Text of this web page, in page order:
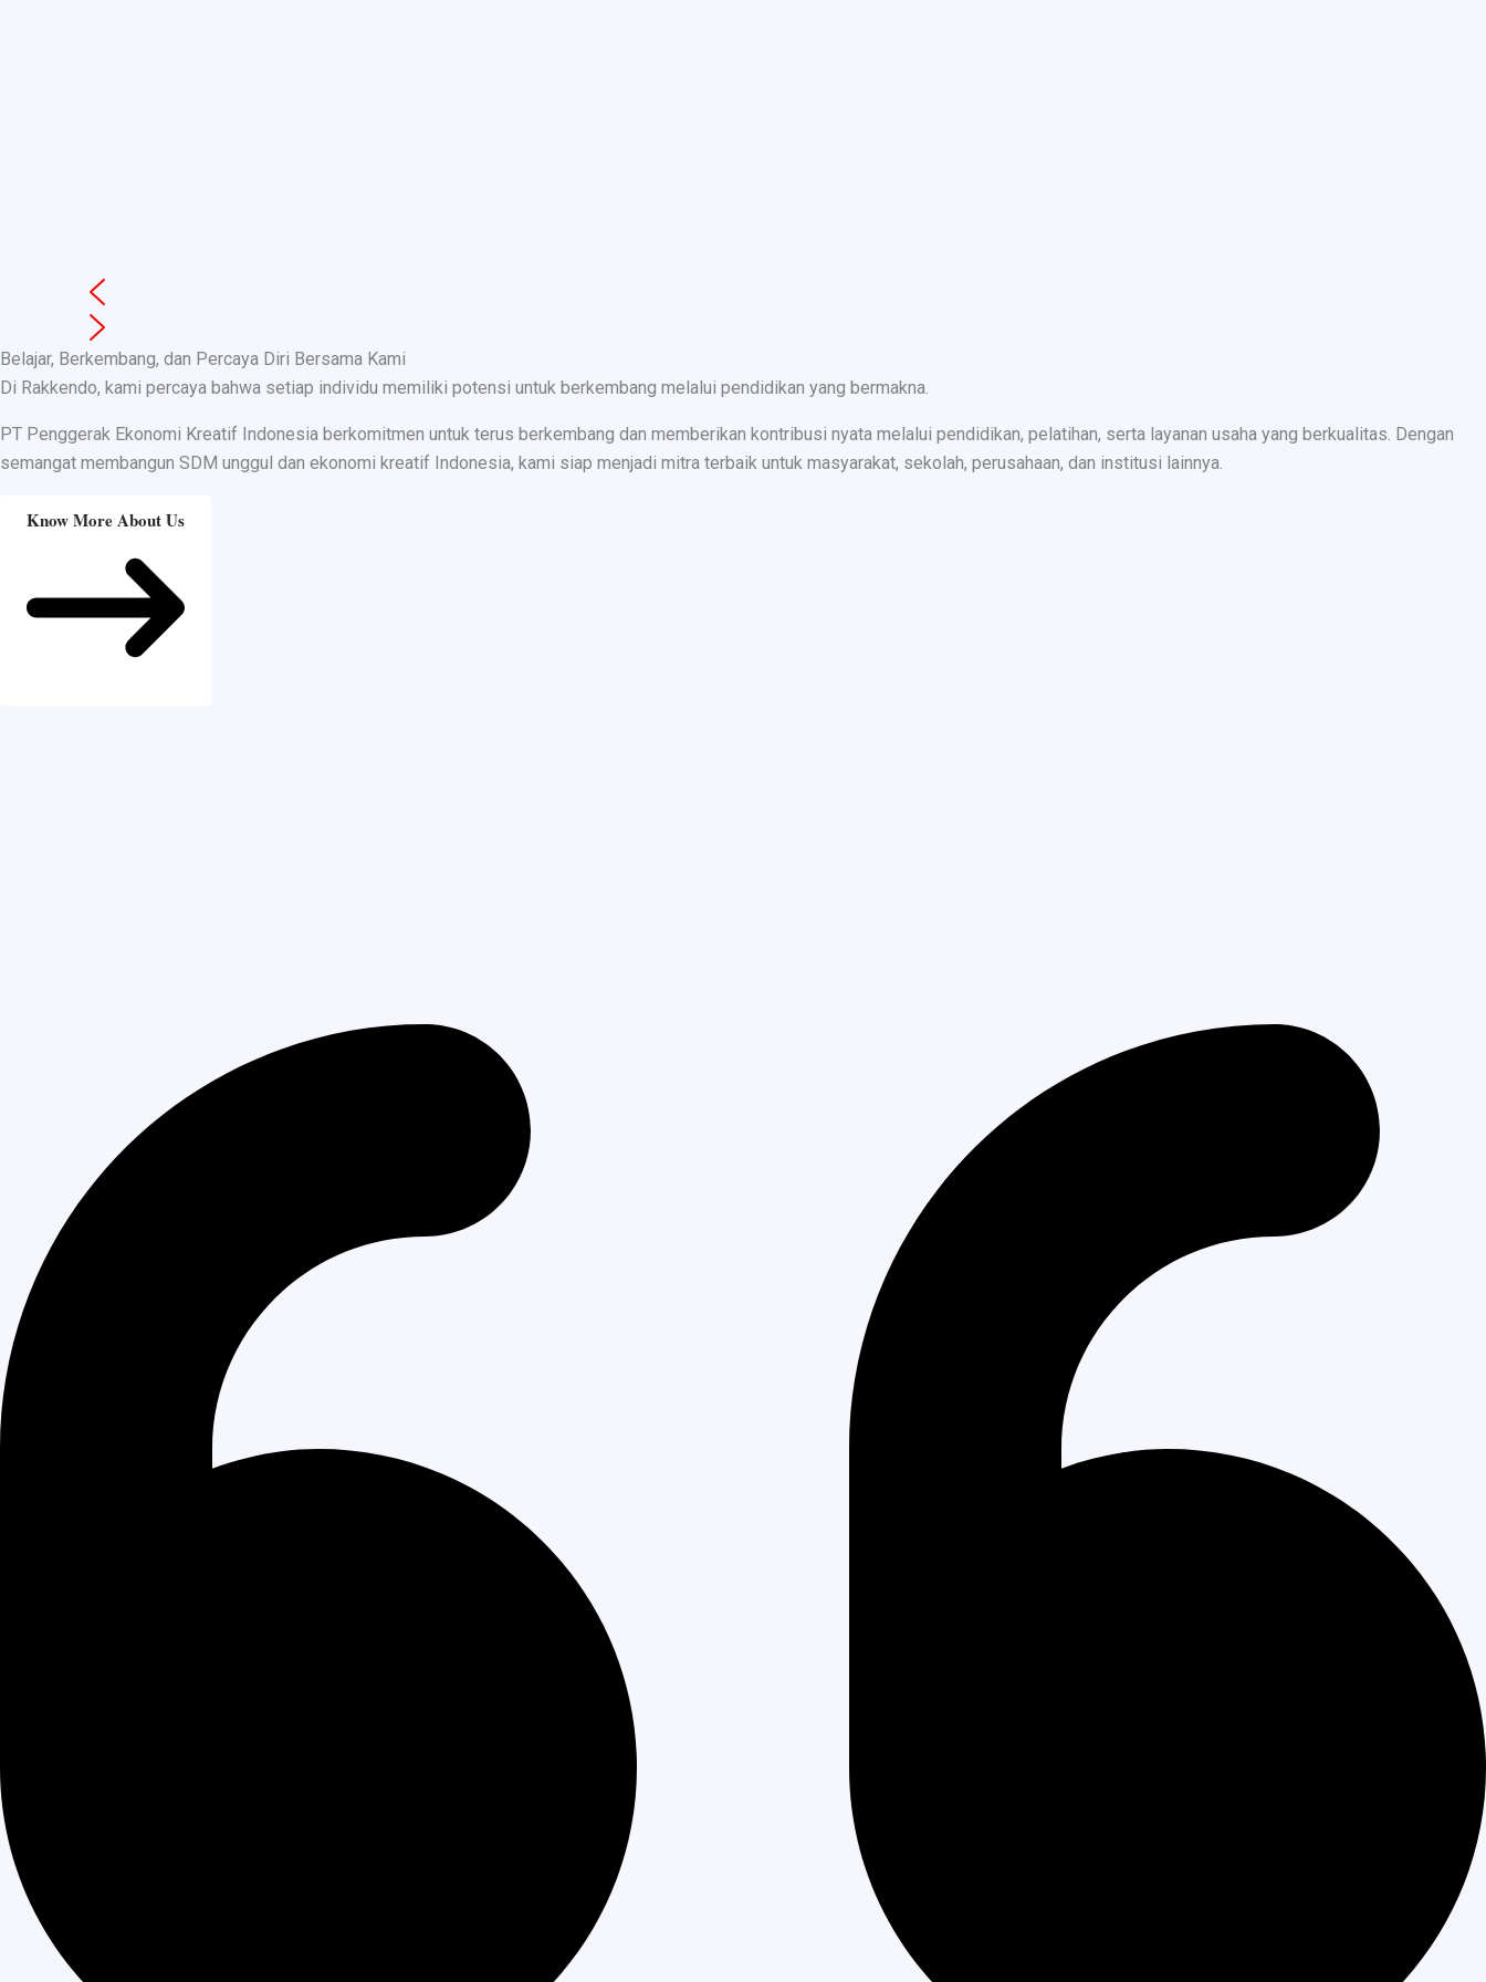
Belajar, Berkembang, dan Percaya Diri Bersama Kami
Di Rakkendo, kami percaya bahwa setiap individu memiliki potensi untuk berkembang melalui pendidikan yang bermakna.
PT Penggerak Ekonomi Kreatif Indonesia berkomitmen untuk terus berkembang dan memberikan kontribusi nyata melalui pendidikan, pelatihan, serta layanan usaha yang berkualitas. Dengan
semangat membangun SDM unggul dan ekonomi kreatif Indonesia, kami siap menjadi mitra terbaik untuk masyarakat, sekolah, perusahaan, dan institusi lainnya.
Know More About Us